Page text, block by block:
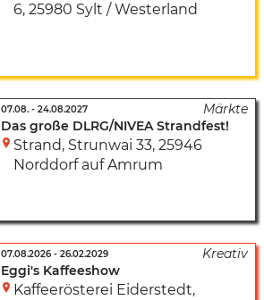
6, 25980 Sylt / Westerland
07.08. - 24.08.2027
Das große DLRG/NIVEA Strandfest!
Strand, Strunwai 33, 25946
Norddorf auf Amrum
07.08.2026 - 26.02.2029
Eggi's Kaffeeshow
Kaffeerösterei Eiderstedt,